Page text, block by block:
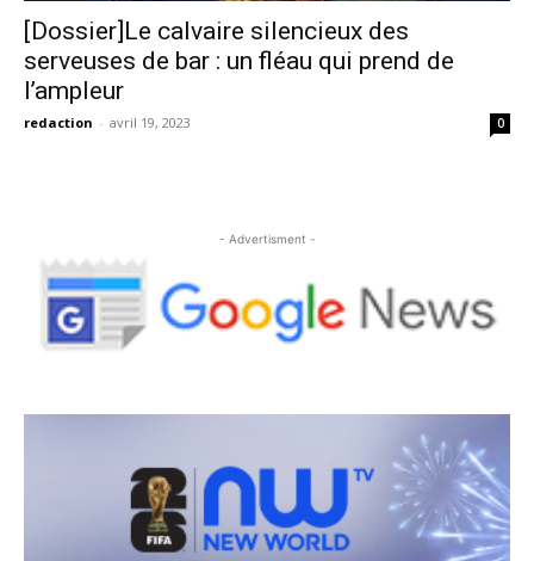
[Dossier]Le calvaire silencieux des
serveuses de bar : un fléau qui prend de
l’ampleur
redaction - avril 19, 2023 0
- Advertisment -